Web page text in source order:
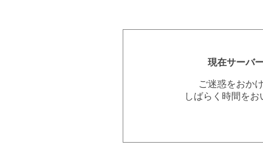
現在サーバ
ご迷惑をおか
しばらく時間を